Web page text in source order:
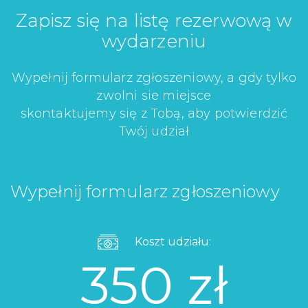
Zapisz się na listę rezerwową w
wydarzeniu
Wypełnij formularz zgłoszeniowy, a gdy tylko
zwolni sie miejsce
skontaktujemy się z Tobą, aby potwierdzić
Twój udział
Wypełnij formularz zgłoszeniowy
Koszt udziału:
350 zł